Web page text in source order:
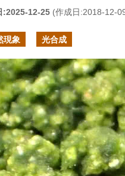
:2025-12-25 (作成日:2018-12-
現象 光合成